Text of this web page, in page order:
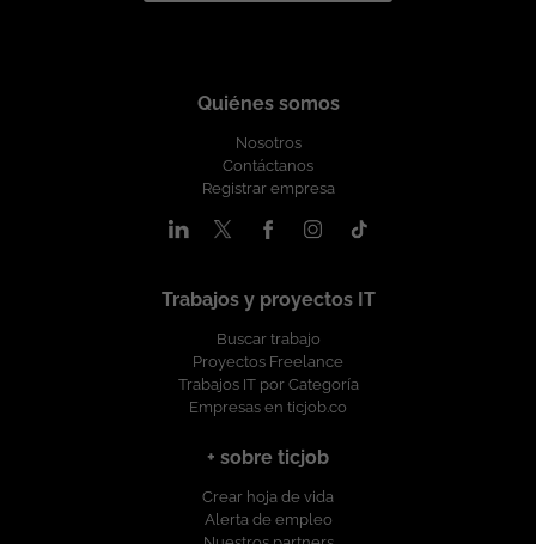
Quiénes somos
Nosotros
Contáctanos
Registrar empresa
Trabajos y proyectos IT
Buscar trabajo
Proyectos Freelance
Trabajos IT por Categoría
Empresas en ticjob.co
+ sobre ticjob
Crear hoja de vida
Alerta de empleo